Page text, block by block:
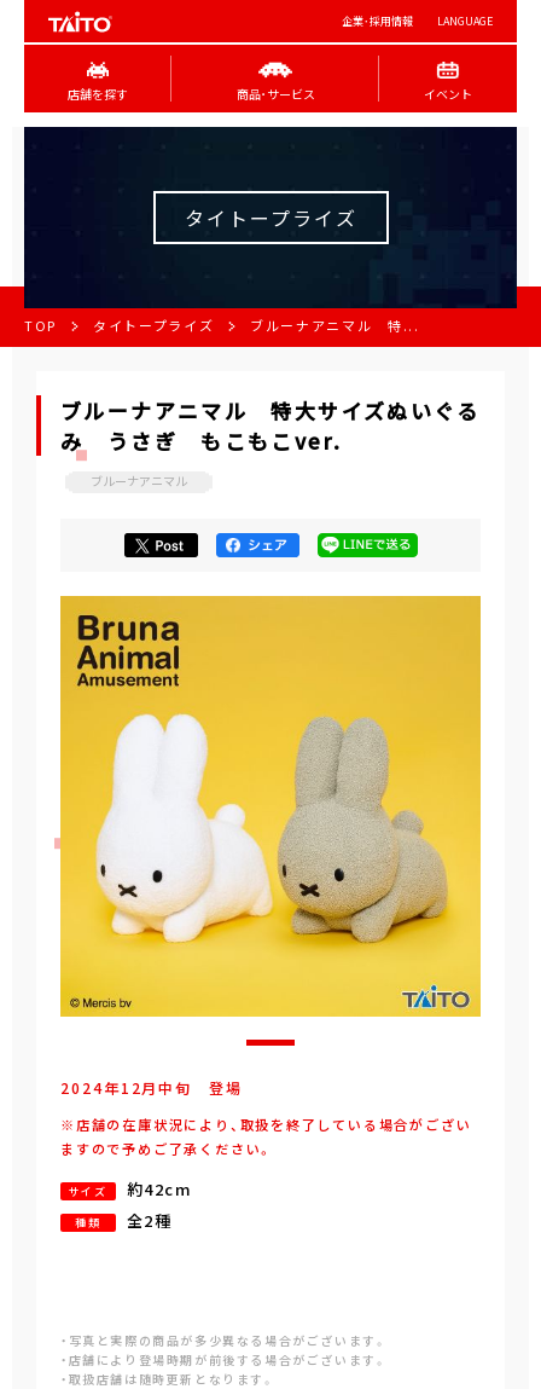
企業･採用情報 LANGUAGE
店舗を探す 商品･サービス イベント
タイトープライズ
TOP タイトープライズ ブルーナアニマル 特...
ブルーナアニマル 特大サイズぬいぐる
み うさぎ もこもこver.
ブルーナアニマル
2024年12月中旬 登場
※店舗の在庫状況により、取扱を終了している場合がござい
ますので予めご了承ください。
サイズ 約42cm
種類 全2種
・写真と実際の商品が多少異なる場合がございます。
・店舗により登場時期が前後する場合がございます。
・取扱店舗は随時更新となります。